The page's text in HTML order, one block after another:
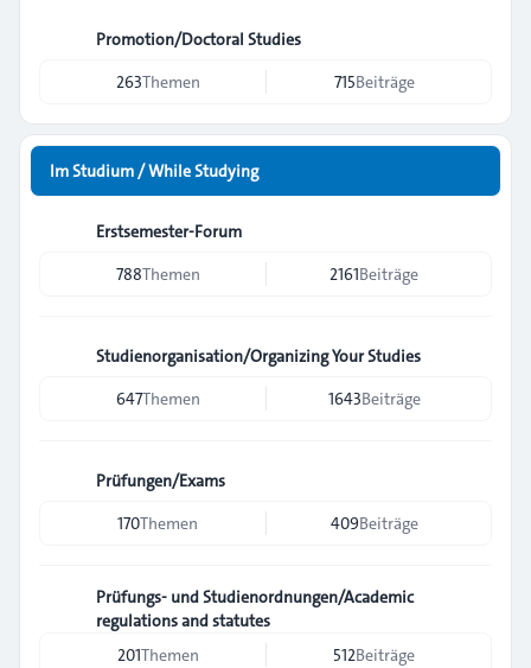
Promotion/Doctoral Studies
263Themen 715Beiträge
Im Studium / While Studying
Erstsemester-Forum
788Themen 2161Beiträge
Studienorganisation/Organizing Your Studies
647Themen 1643Beiträge
Prüfungen/Exams
170Themen 409Beiträge
Prüfungs- und Studienordnungen/Academic
regulations and statutes
201Themen 512Beiträge